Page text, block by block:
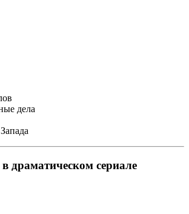
дела
драматическом сериале